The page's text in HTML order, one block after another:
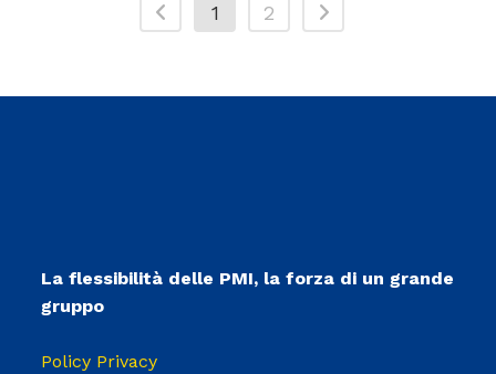
1 2
La flessibilità delle PMI, la forza di un grande
gruppo
Policy Privacy